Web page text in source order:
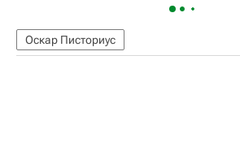
Оскар Писториус